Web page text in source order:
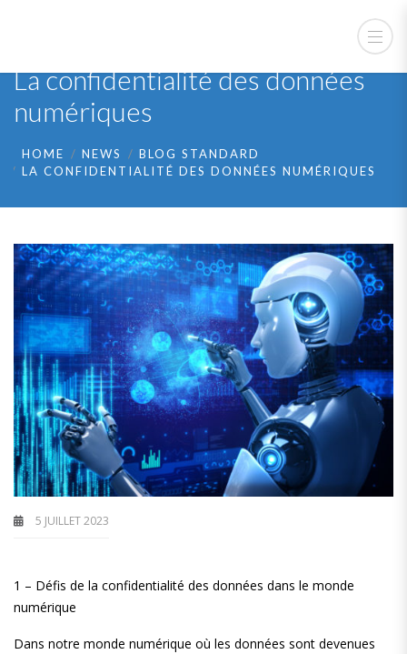
La confidentialité des données
numériques
HOME NEWS
BLOG STANDARD
LA CONFIDENTIALITÉ DES DONNÉES NUMÉRIQUES
5 JUILLET 2023
1 – Défis de la confidentialité des données dans le monde
numérique
Dans notre monde numérique où les données sont devenues